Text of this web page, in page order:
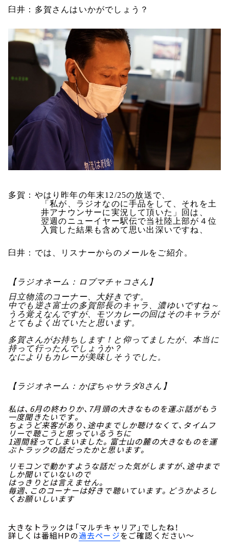
臼井：多賀さんはいかがでしょう？
多賀：やはり昨年の年末12/25の放送で、
「私が、ラジオなのに手品をして、それを土
井アナウンサーに実況して頂いた」回は、
翌週のニューイヤー駅伝で当社陸上部が４位
入賞した結果も含めて思い出深いですね、
臼井：では、リスナーからのメールをご紹介。
【ラジオネーム：ロブマチャコさん】
日立物流のコーナー、大好きです。
中でも逆さ富士の多賀部長のキャラ、濃ゆいですね～
うろ覚えなんですが、モツカレーの回はそのキャラが
とてもよく出ていたと思います。
多賀さんがお持ちします！と仰ってましたが、本当に
持って行ったんでしょうか？
なによりもカレーが美味しそうでした。
【ラジオネーム：かぼちゃサラダ8さん】
私は、6月の終わりか、7月頭の大きなものを運ぶ話がもう
一度聞きたいです。
ちょうど来客があり、途中までしか聴けなくて、タイムフ
リーで聴こうと思っているうちに
1週間経ってしまいました。富士山の麓の大きなものを運
ぶトラックの話だったかと思います。
リモコンで動かすような話だった気がしますが、途中まで
しか聞いていないので
はっきりとは言えません。
毎週、このコーナーは好きで聴いています。どうかよろし
くお願いしいます
大きなトラックは「マルチキャリア」でしたね！
詳しくは番組HPの過去ページをご確認ください～